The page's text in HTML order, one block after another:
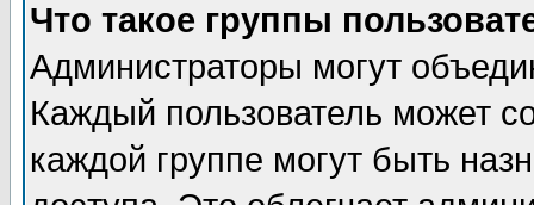
Что такое группы
Администраторы могут
Каждый пользователь может
каждой группе могут быть